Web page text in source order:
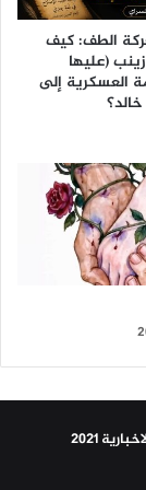
الطف: كيف
(عليها
العسكرية إلى
2021